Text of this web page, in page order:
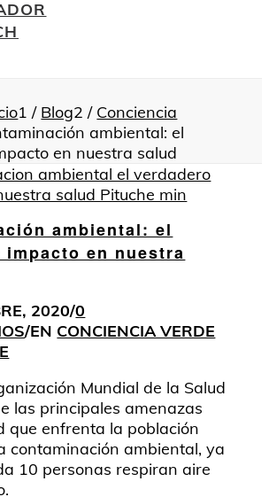
1 / Blog2 / Conciencia
ambiental: el
en nuestra salud
ambiental: el
impacto en nuestra
2020/0
/EN CONCIENCIA VERDE
Mundial de la Salud
las principales amenazas
que enfrenta la población
contaminación ambiental, ya
10 personas respiran aire